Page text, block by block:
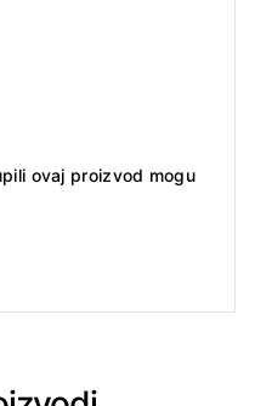
ovaj proizvod mogu